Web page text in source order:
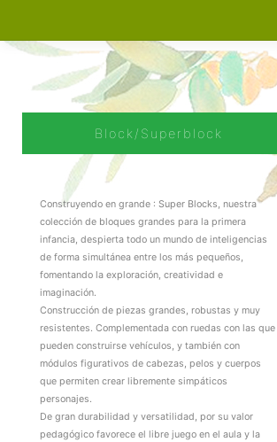
Block/Superblock
Construyendo en grande : Super Blocks, nuestra
colección de bloques grandes para la primera
infancia, despierta todo un mundo de inteligencias
de forma simultánea entre los más pequeños,
fomentando la exploración, creatividad e
imaginación.
Construcción de piezas grandes, robustas y muy
resistentes. Complementada con ruedas con las que
pueden construirse vehículos, y también con
módulos figurativos de cabezas, pelos y cuerpos
que permiten crear libremente simpáticos
personajes.
De gran durabilidad y versatilidad, por su valor
pedagógico favorece el libre juego en el aula y la